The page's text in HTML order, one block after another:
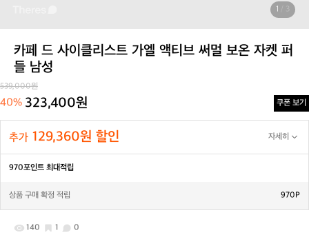
1 / 3
카페 드 사이클리스트 가엘 액티브 써멀 보온 자켓 퍼
들 남성
539,000원
40% 323,400원 쿠폰 보기
추가 129,360원 할인 자세히
970포인트 최대적립
상품 구매 확정 적립 970P
140 1 0